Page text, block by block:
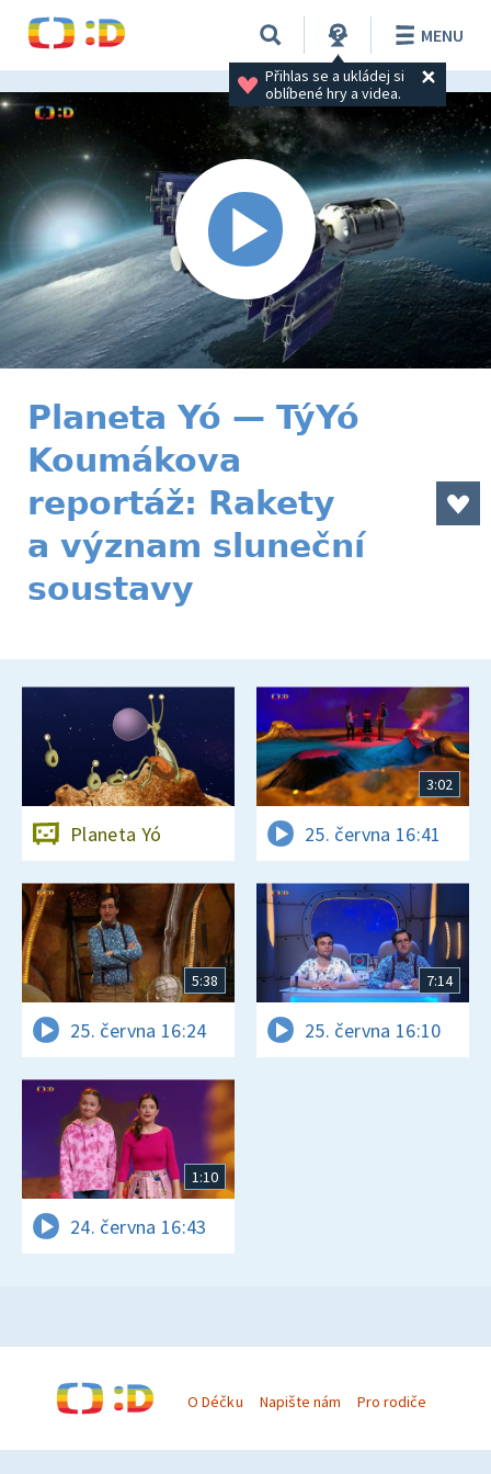
Přihlas se a ukládej si
oblíbené hry a videa.
MENU
Planeta Yó — TýYó
Koumákova
reportáž: Rakety
a význam sluneční
soustavy
Planeta Yó
3:02
25. června 16:41
5:38
25. června 16:24
7:14
25. června 16:10
1:10
24. června 16:43
O Déčku Napište nám Pro rodiče